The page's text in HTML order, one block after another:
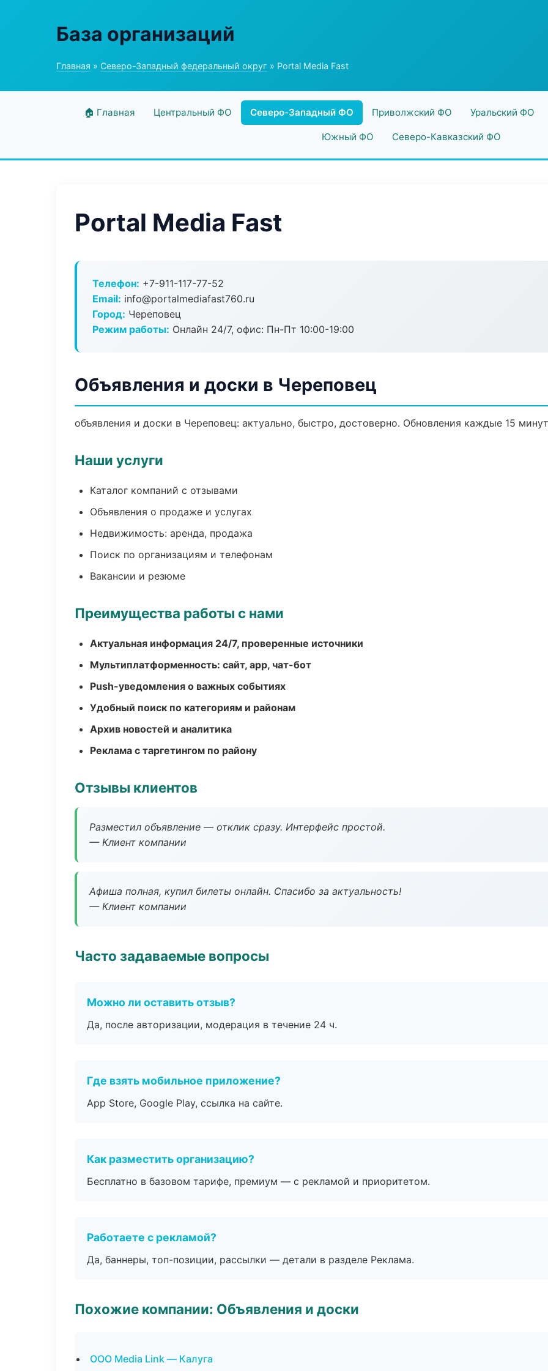
База организаций
Главная » Северо-Западный федеральный округ » Portal Media Fast
🏠 Главная Центральный ФО Северо-Западный ФО Приволжский ФО Уральский ФО
Южный ФО Северо-Кавказский ФО
Portal Media Fast
Телефон: +7-911-117-77-52
Email: info@portalmediafast760.ru
Город: Череповец
Режим работы: Онлайн 24/7, офис: Пн-Пт 10:00-19:00
Объявления и доски в Череповец
объявления и доски в Череповец: актуально, быстро, достоверно. Обновления каждые 15
Наши услуги
Каталог компаний с отзывами
Объявления о продаже и услугах
Недвижимость: аренда, продажа
Поиск по организациям и телефонам
Вакансии и резюме
Преимущества работы с нами
Актуальная информация 24/7, проверенные источники
Мультиплатформенность: сайт, app, чат-бот
Push-уведомления о важных событиях
Удобный поиск по категориям и районам
Архив новостей и аналитика
Реклама с таргетингом по району
Отзывы клиентов
Разместил объявление — отклик сразу. Интерфейс простой.
— Клиент компании
Афиша полная, купил билеты онлайн. Спасибо за актуальность!
— Клиент компании
Часто задаваемые вопросы
Можно ли оставить отзыв?
Да, после авторизации, модерация в течение 24 ч.
Где взять мобильное приложение?
App Store, Google Play, ссылка на сайте.
Как разместить организацию?
Бесплатно в базовом тарифе, премиум — с рекламой и приоритетом.
Работаете с рекламой?
Да, баннеры, топ-позиции, рассылки — детали в разделе Реклама.
Похожие компании: Объявления и доски
ООО Media Link — Калуга